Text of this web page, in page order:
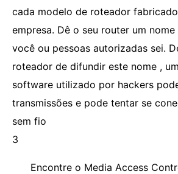
cada modelo de roteador
empresa. Dê o seu router um
você ou pessoas autorizadas sei.
roteador de difundir este nome ,
software utilizado por hackers
transmissões e pode tentar se
sem fio
3
Encontre o Media Access